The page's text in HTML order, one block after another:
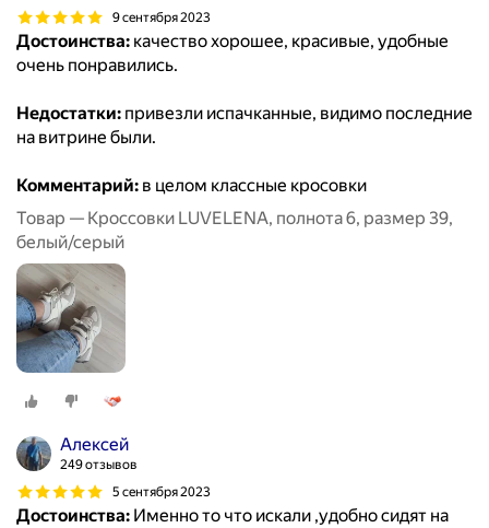
9 сентября 2023
Достоинства: качество хорошее, красивые, удобные
очень понравились.
Недостатки: привезли испачканные, видимо последние
на витрине были.
Комментарий: в целом классные кросовки
Товар — Кроссовки LUVELENA, полнота 6, размер 39,
белый/серый
Алексей
249 отзывов
5 сентября 2023
Достоинства: Именно то что искали ,удобно сидят на